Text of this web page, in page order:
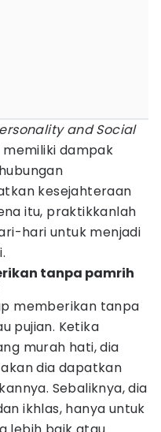
and Social
dampak
kesejahteraan
itu, praktikkanlah
hari untuk menjadi
tanpa pamrih
memberikan tanpa
pujian. Ketika
murah hati, dia
dia dapatkan
Sebaliknya, dia
ikhlas, hanya untuk